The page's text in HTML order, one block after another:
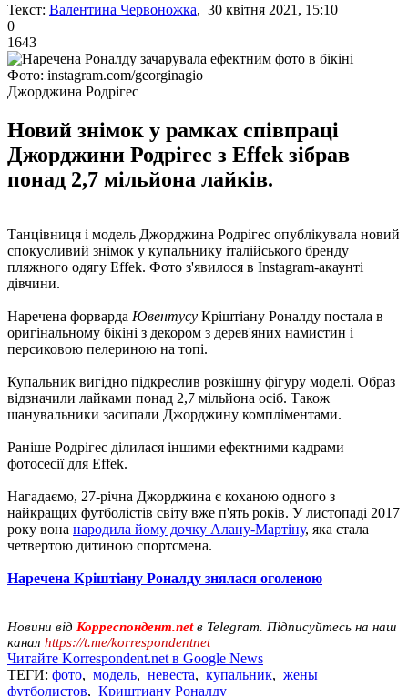
Текст: Валентина Червоножка, 30 квітня 2021, 15:10
0
1643
Фото: instagram.com/georginagio
Джорджина Родрігес
Новий знімок у рамках співпраці
Джорджини Родрігес з Effek зібрав
понад 2,7 мільйона лайків.
Танцівниця і модель Джорджина Родрігес опублікувала новий
спокусливий знімок у купальнику італійського бренду
пляжного одягу Effek. Фото з'явилося в Instagram-акаунті
дівчини.
Наречена форварда Ювентусу Кріштіану Роналду постала в
оригінальному бікіні з декором з дерев'яних намистин і
персиковою пелериною на топі.
Купальник вигідно підкреслив розкішну фігуру моделі. Образ
відзначили лайками понад 2,7 мільйона осіб. Також
шанувальники засипали Джорджину компліментами.
Раніше Родрігес ділилася іншими ефектними кадрами
фотосесії для Effek.
Нагадаємо, 27-річна Джорджина є коханою одного з
найкращих футболістів світу вже п'ять років. У листопаді 2017
року вона народила йому дочку Алану-Мартіну, яка стала
четвертою дитиною спортсмена.
Наречена Кріштіану Роналду знялася оголеною
Новини від Корреспондент.netв Telegram. Підписуйтесь на наш
канал https://t.me/korrespondentnet
Читайте Korrespondent.net в Google News
ТЕГИ: фото, модель, невеста, купальник, жены
футболистов, Криштиану Роналду